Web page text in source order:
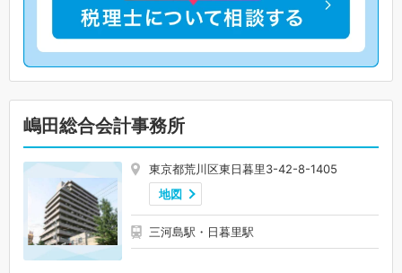
嶋田総合会計事務所
東京都荒川区東日暮里3-42-8-1405
地図
三河島駅・日暮里駅